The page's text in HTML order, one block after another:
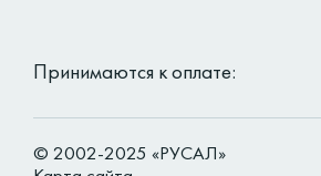
Принимаются к оплате:
© 2002-2025 «РУСАЛ»